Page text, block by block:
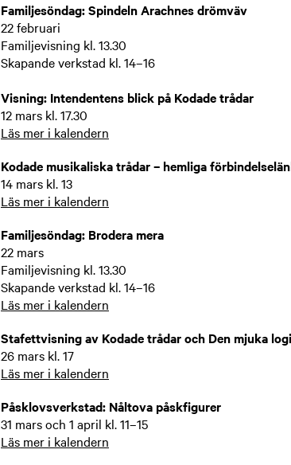
Familjesöndag: Spindeln Arachnes drömväv
22 februari
Familjevisning kl. 13.30
Skapande verkstad kl. 14–16
Visning: Intendentens blick på Kodade trådar
12 mars kl. 17.30
Läs mer i kalendern
Kodade musikaliska trådar – hemliga
14 mars kl. 13
Läs mer i kalendern
Familjesöndag: Brodera mera
22 mars
Familjevisning kl. 13.30
Skapande verkstad kl. 14–16
Läs mer i kalendern
Stafettvisning av Kodade trådar och Den mjuka
26 mars kl. 17
Läs mer i kalendern
Påsklovsverkstad: Nåltova påskfigurer
31 mars och 1 april kl. 11–15
Läs mer i kalendern